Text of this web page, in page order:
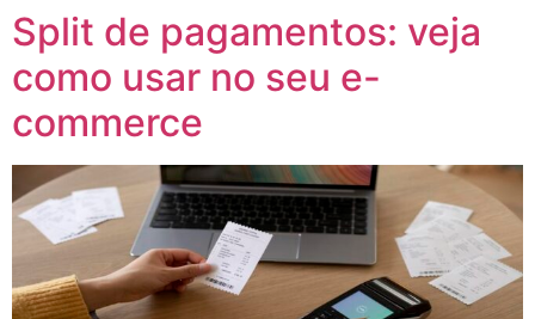
Split de pagamentos: veja
como usar no seu e-
commerce